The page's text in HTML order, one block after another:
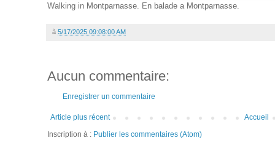
Walking in Montparnasse. En balade a Montparnasse.
à 5/17/2025 09:08:00 AM
Aucun commentaire:
Enregistrer un commentaire
Article plus récent
Accueil
Inscription à : Publier les commentaires (Atom)